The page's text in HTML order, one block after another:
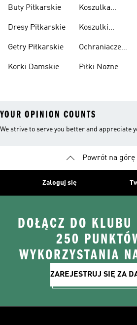
Buty Piłkarskie
Dresy Piłkarskie
Getry Piłkarskie
Korki Damskie
Koszulka
Koszulki
Dzieci
Ochraniacze
Piłki Nożne
YOUR OPINION COUNTS
We strive to serve you better and appreciate
Powrót na
Zaloguj się
DOŁĄCZ DO
250
WYKORZYSTANIA
ZAREJESTRUJ SIĘ ZA